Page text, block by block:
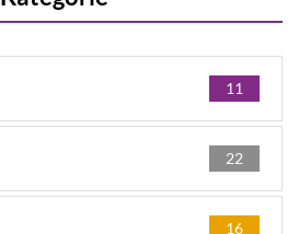
11
22
16